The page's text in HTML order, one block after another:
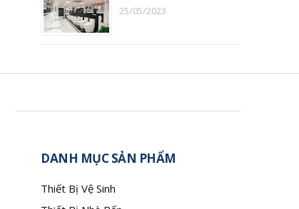
25/05/2023
DANH MỤC SẢN PHẨM
Thiết Bị Vệ Sinh